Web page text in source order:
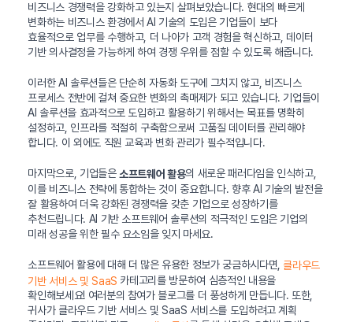
비즈니스 경쟁력을 강화하고 있는지 살펴보았습니다. 현대의 빠르게
변화하는 비즈니스 환경에서 AI 기술의 도입은 기업들이 보다
효율적으로 업무를 수행하고, 더 나아가 고객 경험을 혁신하고, 데이터
기반 의사결정을 가능하게 하여 경쟁 우위를 점할 수 있도록 해줍니다.
이러한 AI 솔루션들은 단순히 자동화 도구에 그치지 않고, 비즈니스
프로세스 전반에 걸쳐 중요한 변화의 촉매제가 되고 있습니다. 기업들이
AI 솔루션을 효과적으로 도입하고 활용하기 위해서는 목표를 명확히
설정하고, 인프라를 적절히 구축함으로써 고품질 데이터를 관리해야
합니다. 이 외에도 직원 교육과 변화 관리가 필수적입니다.
마지막으로, 기업들은소프트웨어 활용의 새로운 패러다임을 인식하고,
이를 비즈니스 전략에 통합하는 것이 중요합니다. 향후 AI 기술의 발전을
잘 활용하여 더욱 강화된 경쟁력을 갖춘 기업으로 성장하기를
추천드립니다. AI 기반 소프트웨어 솔루션의 적극적인 도입은 기업의
미래 성공을 위한 필수 요소임을 잊지 마세요.
소프트웨어 활용에 대해 더 많은 유용한 정보가 궁금하시다면, 클라우드
기반 서비스 및 SaaS 카테고리를 방문하여 심층적인 내용을
확인해보세요! 여러분의 참여가 블로그를 더 풍성하게 만듭니다. 또한,
귀사가 클라우드 기반 서비스 및 SaaS 서비스를 도입하려고 계획